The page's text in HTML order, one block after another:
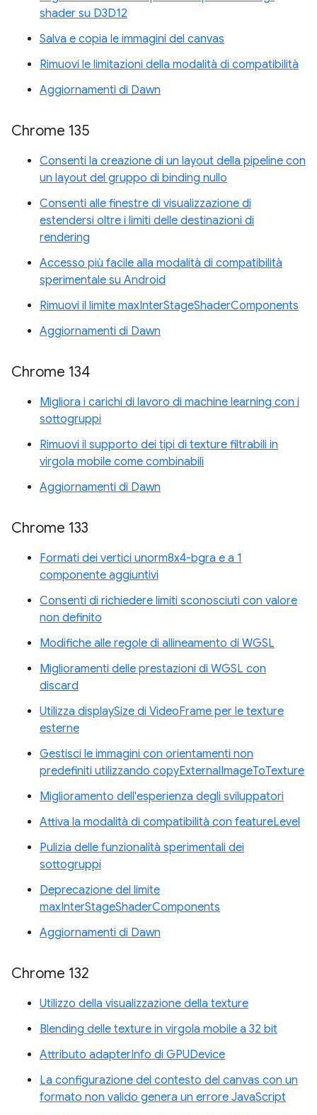
shader su D3D12
Salva e copia le immagini del canvas
Rimuovi le limitazioni della modalità di compatibilità
Aggiornamenti di Dawn
Chrome 135
Consenti la creazione di un layout della pipeline con
un layout del gruppo di binding nullo
Consenti alle finestre di visualizzazione di
estendersi oltre i limiti delle destinazioni di
rendering
Accesso più facile alla modalità di compatibilità
sperimentale su Android
Rimuovi il limite maxInterStageShaderComponents
Aggiornamenti di Dawn
Chrome 134
Migliora i carichi di lavoro di machine learning con i
sottogruppi
Rimuovi il supporto dei tipi di texture filtrabili in
virgola mobile come combinabili
Aggiornamenti di Dawn
Chrome 133
Formati dei vertici unorm8x4-bgra e a 1
componente aggiuntivi
Consenti di richiedere limiti sconosciuti con valore
non definito
Modifiche alle regole di allineamento di WGSL
Miglioramenti delle prestazioni di WGSL con
discard
Utilizza displaySize di VideoFrame per le texture
esterne
Gestisci le immagini con orientamenti non
predefiniti utilizzando copyExternalImageToTexture
Miglioramento dell'esperienza degli sviluppatori
Attiva la modalità di compatibilità con featureLevel
Pulizia delle funzionalità sperimentali dei
sottogruppi
Deprecazione del limite
maxInterStageShaderComponents
Aggiornamenti di Dawn
Chrome 132
Utilizzo della visualizzazione della texture
Blending delle texture in virgola mobile a 32 bit
Attributo adapterInfo di GPUDevice
La configurazione del contesto del canvas con un
formato non valido genera un errore JavaScript